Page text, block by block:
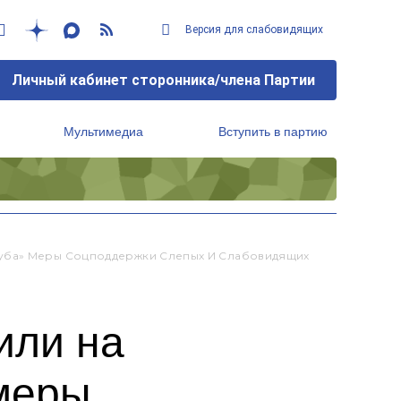
Версия для слабовидящих
Личный кабинет сторонника/члена Партии
Мультимедиа Вступить в партию
Меры Соцподдержки Слепых И Слабовидящих
на